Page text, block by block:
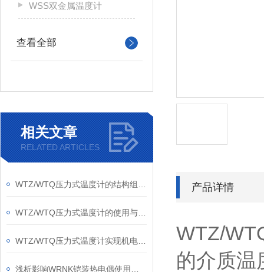
WSS双金属温度计
查看全部
相关文章
RELATED ARTICLES
产品详情
WTZ/
的介质温